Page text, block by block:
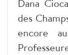
Dana
des
encore